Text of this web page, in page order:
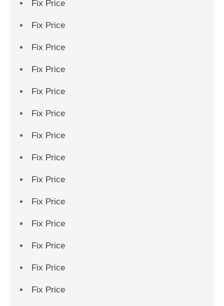
Fix Price
Fix Price
Fix Price
Fix Price
Fix Price
Fix Price
Fix Price
Fix Price
Fix Price
Fix Price
Fix Price
Fix Price
Fix Price
Fix Price